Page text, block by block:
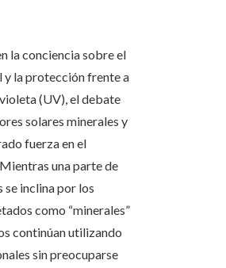
la conciencia sobre el
y la protección frente a
(UV), el debate
solares minerales y
fuerza en el
una parte de
se inclina por los
como “minerales”
continúan utilizando
sin preocuparse